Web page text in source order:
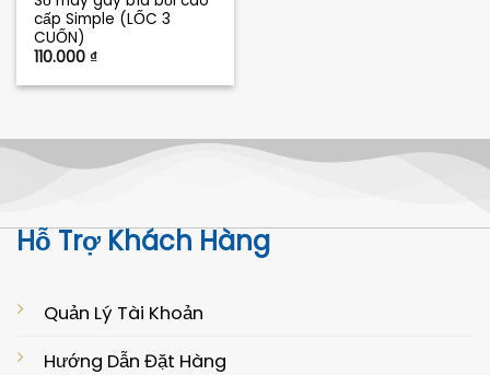
cấp Simple (LỐC 3
CUỐN)
110.000₫
Hỗ Trợ Khách Hàng
Quản Lý Tài Khoản
Hướng Dẫn Đặt Hàng